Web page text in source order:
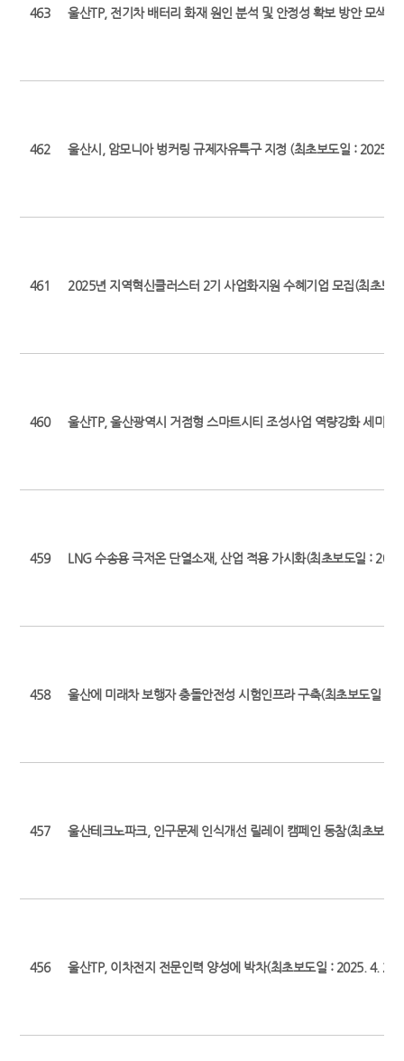
463 울산TP, 전기차 배터리 화재 원인 분석 및 안정성 확보 방안 모색(
462 울산시, 암모니아 벙커링 규제자유특구 지정 (최초보도일 : 2025.
461 2025년 지역혁신클러스터 2기 사업화지원 수혜기업 모집(최초보
460 울산TP, 울산광역시 거점형 스마트시티 조성사업 역량강화 세미
459 LNG 수송용 극저온 단열소재, 산업 적용 가시화(최초보도일 :
458 울산에 미래차 보행자 충돌안전성 시험인프라 구축(최초보도일 :
457 울산테크노파크, 인구문제 인식개선 릴레이 캠페인 동참(최초보도
456 울산TP, 이차전지 전문인력 양성에 박차(최초보도일 : 2025. 4. 29.)